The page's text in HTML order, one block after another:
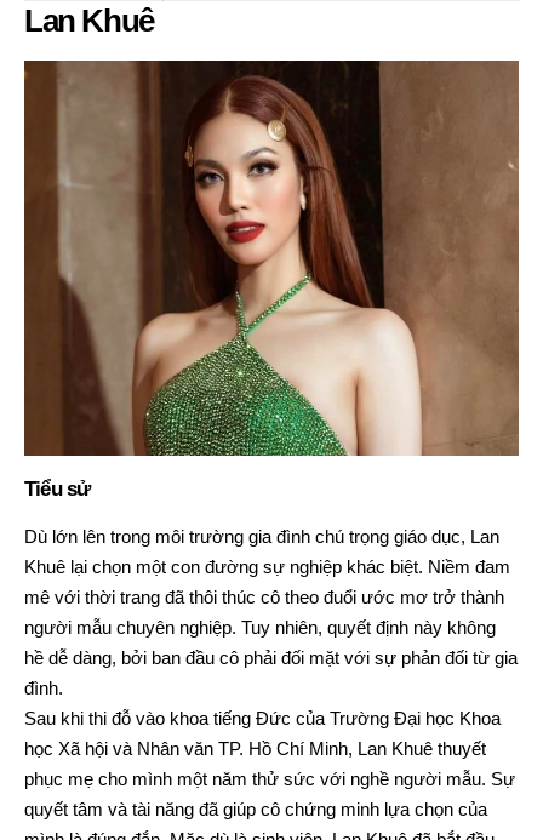
Lan Khuê
Tiểu sử
Dù lớn lên trong môi trường gia đình chú trọng giáo dục, Lan
Khuê lại chọn một con đường sự nghiệp khác biệt. Niềm đam
mê với thời trang đã thôi thúc cô theo đuổi ước mơ trở thành
người mẫu chuyên nghiệp. Tuy nhiên, quyết định này không
hề dễ dàng, bởi ban đầu cô phải đối mặt với sự phản đối từ gia
đình.
Sau khi thi đỗ vào khoa tiếng Đức của Trường Đại học Khoa
học Xã hội và Nhân văn TP. Hồ Chí Minh, Lan Khuê thuyết
phục mẹ cho mình một năm thử sức với nghề người mẫu. Sự
quyết tâm và tài năng đã giúp cô chứng minh lựa chọn của